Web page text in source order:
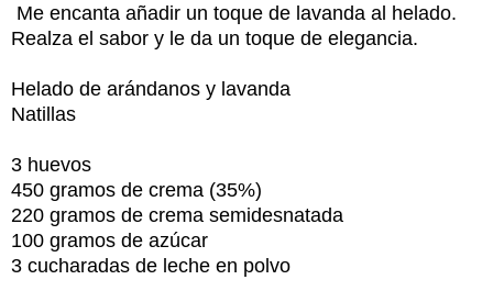
Me encanta añadir un toque de lavanda al helado.
Realza el sabor y le da un toque de elegancia.
Helado de arándanos y lavanda
Natillas
3 huevos
450 gramos de crema (35%)
220 gramos de crema semidesnatada
100 gramos de azúcar
3 cucharadas de leche en polvo